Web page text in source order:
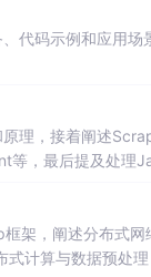
代码示例和应用场
原理，接着阐述
，最后提及处理
架，阐述分布式网
计算与数据预处